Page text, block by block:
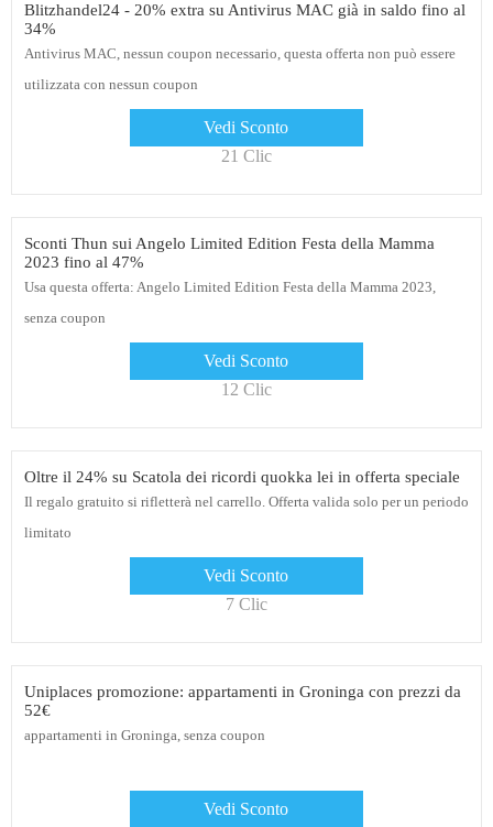
Blitzhandel24 - 20% extra su Antivirus MAC già in saldo fino al
34%
Antivirus MAC, nessun coupon necessario, questa offerta non può essere
utilizzata con nessun coupon
Vedi Sconto
21 Clic
Sconti Thun sui Angelo Limited Edition Festa della Mamma
2023 fino al 47%
Usa questa offerta: Angelo Limited Edition Festa della Mamma 2023,
senza coupon
Vedi Sconto
12 Clic
Oltre il 24% su Scatola dei ricordi quokka lei in offerta speciale
Il regalo gratuito si rifletterà nel carrello. Offerta valida solo per un periodo
limitato
Vedi Sconto
7 Clic
Uniplaces promozione: appartamenti in Groninga con prezzi da
52€
appartamenti in Groninga, senza coupon
Vedi Sconto